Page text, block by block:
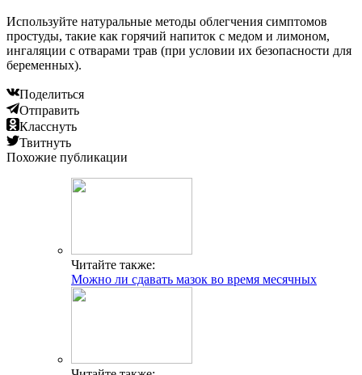
Используйте натуральные методы облегчения симптомов
простуды, такие как горячий напиток с медом и лимоном,
ингаляции с отварами трав (при условии их безопасности для
беременных).
Поделиться
Отправить
Класснуть
Твитнуть
Похожие публикации
Читайте также:
Можно ли сдавать мазок во время месячных